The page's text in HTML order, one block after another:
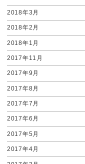
2018年3月
2018年2月
2018年1月
2017年11月
2017年9月
2017年8月
2017年7月
2017年6月
2017年5月
2017年4月